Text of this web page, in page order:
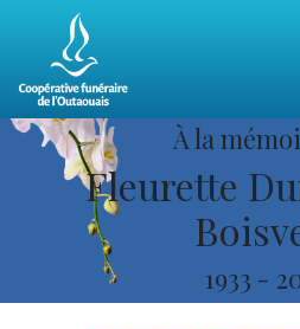
À la
Fleurette
1933 -